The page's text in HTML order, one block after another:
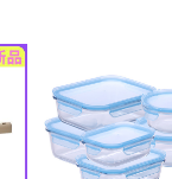
ます。アプリ会員
てから、SMSまた
オンラインバンキン
ださい。AFTEE アプ
期限を最長 45 日以内